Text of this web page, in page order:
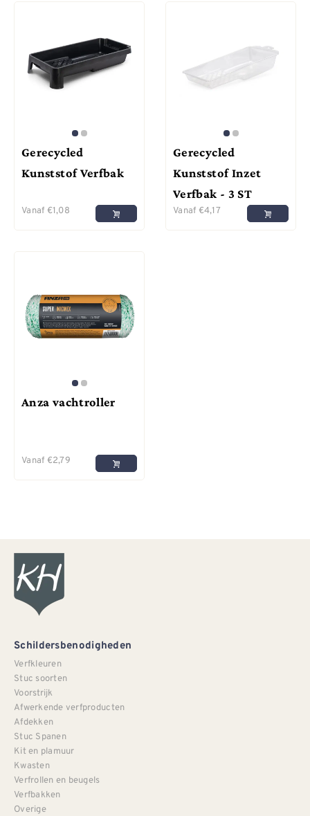
Gerecycled
Kunststof Verfbak
Vanaf €1,08
Gerecycled
Kunststof Inzet
Verfbak - 3 ST
Vanaf €4,17
Anza vachtroller
Vanaf €2,79
Schildersbenodigheden
Verfkleuren
Stuc soorten
Voorstrijk
Afwerkende verfproducten
Afdekken
Stuc Spanen
Kit en plamuur
Kwasten
Verfrollen en beugels
Verfbakken
Overige